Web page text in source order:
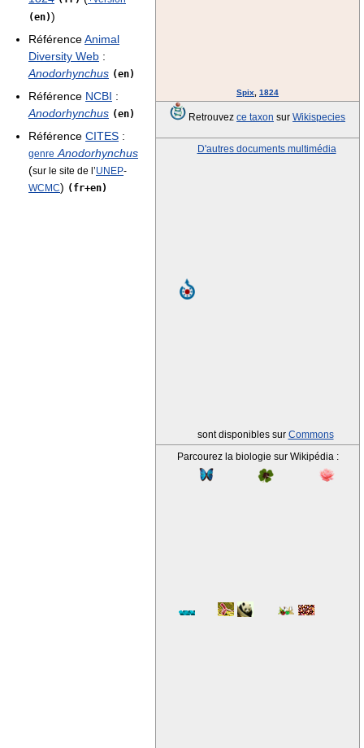
Spix 1824
Retrouvez ce taxon sur Wikispecies
D'autres documents multimédia
sont disponibles sur Commons
Parcourez la biologie sur Wikipédia :
(en))
RéférenceAnimal
Diversity Web :
Anodorhynchus (en)
Référence NCBI :
Anodorhynchus (en)
Référence CITES :
genre Anodorhynchus
(sur le site de l’UNEP-
WCMC) (fr+en)